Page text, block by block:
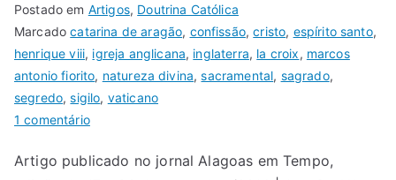
Postado em Artigos, Doutrina Católica
Marcadocatarina de aragão, confissão,cristo, espírito santo,
henrique viii, igreja anglicana, inglaterra, la croix, marcos
antonio fiorito, natureza divina,sacramental, sagrado,
segredo,sigilo, vaticano
1 comentário
Artigo publicado no jornal Alagoas em Tempo,